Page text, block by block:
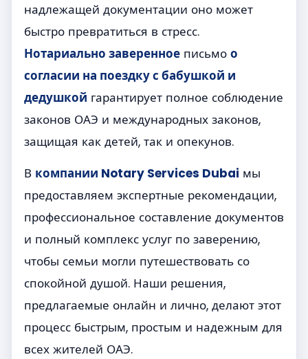
надлежащей документации оно может
быстро превратиться в стресс.
Нотариально заверенное письмо о
согласии на поездку с бабушкой и
дедушкой гарантирует полное соблюдение
законов ОАЭ и международных законов,
защищая как детей, так и опекунов.
В компании Notary Services Dubai мы
предоставляем экспертные рекомендации,
профессиональное составление документов
и полный комплекс услуг по заверению,
чтобы семьи могли путешествовать со
спокойной душой. Наши решения,
предлагаемые онлайн и лично, делают этот
процесс быстрым, простым и надежным для
всех жителей ОАЭ.